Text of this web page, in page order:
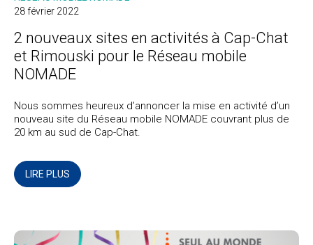
28 février 2022
2 nouveaux sites en activités à Cap-Chat
et Rimouski pour le Réseau mobile
NOMADE
Nous sommes heureux d’annoncer la mise en activité d’un
nouveau site du Réseau mobile NOMADE couvrant plus de
20 km au sud de Cap-Chat.
LIRE PLUS